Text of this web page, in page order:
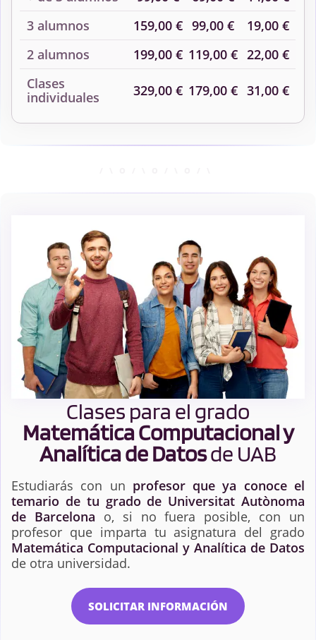
3 alumnos
159,00 € 99,00 €
19,00 €
2 alumnos
199,00 € 119,00 € 22,00 €
Clases
individuales
329,00 € 179,00 € 31,00 €
Clases para el grado
Matemática Computacional y
Analítica de Datosde UAB
Estudiarás con un profesor que ya conoce el
temario de tu grado de Universitat Autònoma
de Barcelona o, si no fuera posible, con un
profesor que imparta tu asignatura del grado
Matemática Computacional y Analítica de Datos
de otra universidad.
SOLICITAR INFORMACIÓN